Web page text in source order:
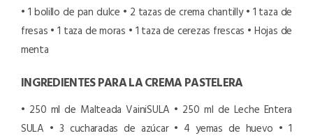
• 1 bolillo de pan dulce • 2 tazas de crema chantilly • 1 taza de
fresas • 1 taza de moras • 1 taza de cerezas frescas • Hojas de
menta
INGREDIENTES PARA LA CREMA PASTELERA
• 250 ml de Malteada VainiSULA • 250 ml de Leche Entera
SULA • 3 cucharadas de azúcar • 4 yemas de huevo • 1